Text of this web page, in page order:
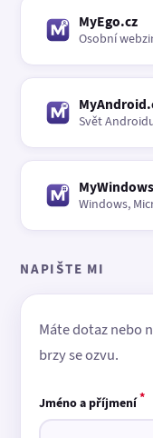
MyEgo.cz
Osobní
Svět
Windows,
NAPIŠTE MI
Máte dotaz nebo
brzy se ozvu.
Jméno a příjmení*